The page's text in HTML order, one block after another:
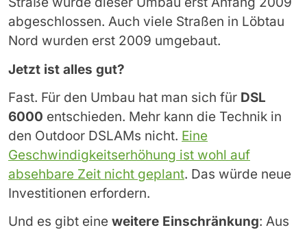
abgeschlossen. Auch viele Straßen in Löbtau
Nord wurden erst 2009 umgebaut.
Jetzt ist alles gut?
Fast. Für den Umbau hat man sich für DSL
6000 entschieden. Mehr kann die Technik in
den Outdoor DSLAMs nicht. Eine
Geschwindigkeitserhöhung ist wohl auf
absehbare Zeit nicht geplant. Das würde neue
Investitionen erfordern.
Und es gibt eine weitere Einschränkung: Aus